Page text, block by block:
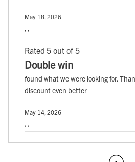
May 18, 2026
Rated 5 out of 5
Double win
found what we were looking for.
discount even better
May 14, 2026